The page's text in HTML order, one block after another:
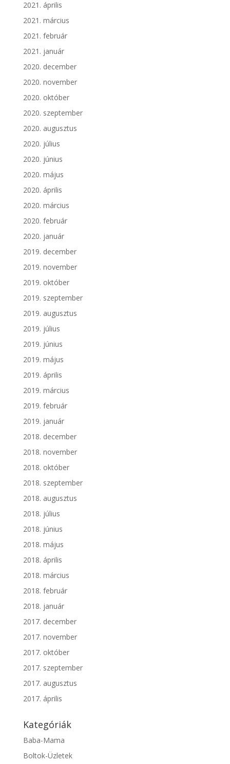
2021. április
2021. március
2021. február
2021. január
2020. december
2020. november
2020. október
2020. szeptember
2020. augusztus
2020. július
2020. június
2020. május
2020. április
2020. március
2020. február
2020. január
2019. december
2019. november
2019. október
2019. szeptember
2019. augusztus
2019. július
2019. június
2019. május
2019. április
2019. március
2019. február
2019. január
2018. december
2018. november
2018. október
2018. szeptember
2018. augusztus
2018. július
2018. június
2018. május
2018. április
2018. március
2018. február
2018. január
2017. december
2017. november
2017. október
2017. szeptember
2017. augusztus
2017. április
Kategóriák
Baba-Mama
Boltok-Üzletek